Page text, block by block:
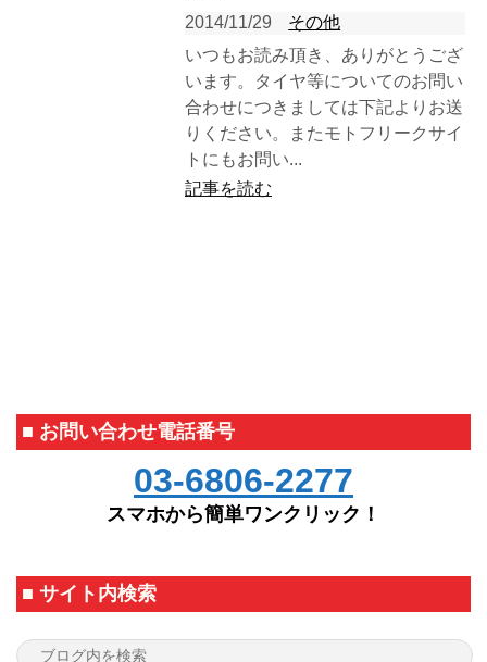
2014/11/29
その他
いつもお読み頂き、ありがとうござ
います。タイヤ等についてのお問い
合わせにつきましては下記よりお送
りください。またモトフリークサイ
トにもお問い...
記事を読む
■ お問い合わせ電話番号
03-6806-2277
スマホから簡単ワンクリック！
■ サイト内検索